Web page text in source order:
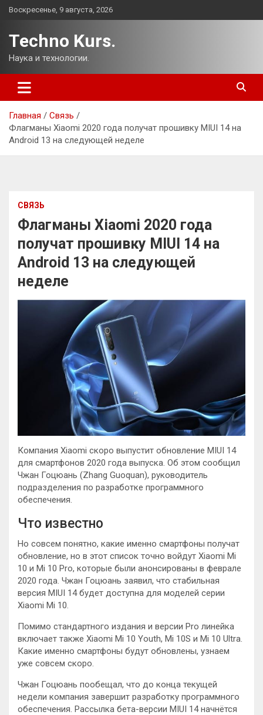
Перейти
Воскресенье, 9 августа, 2026
Techno Kurs.
Наука и технологии.
Главная
Связь
Флагманы Xiaomi 2020 года получат прошивку MIUI 14 на
Android 13 на следующей неделе
СВЯЗЬ
Флагманы Xiaomi 2020 года
получат прошивку MIUI 14 на
Android 13 на следующей
неделе
Компания Xiaomi скоро выпустит обновление MIUI 14
для смартфонов 2020 года выпуска. Об этом сообщил
Чжан Гоцюань (Zhang Guoquan), руководитель
подразделения по разработке программного
обеспечения.
Что известно
Но совсем понятно, какие именно смартфоны получат
обновление, но в этот список точно войдут Xiaomi Mi
10 и Mi 10 Pro, которые были анонсированы в феврале
2020 года. Чжан Гоцюань заявил, что стабильная
версия MIUI 14 будет доступна для моделей серии
Xiaomi Mi 10.
Помимо стандартного издания и версии Pro линейка
включает также Xiaomi Mi 10 Youth, Mi 10S и Mi 10 Ultra.
Какие именно смартфоны будут обновлены, узнаем
уже совсем скоро.
Чжан Гоцюань пообещал, что до конца текущей
недели компания завершит разработку программного
обеспечения. Рассылка бета-версии MIUI 14 начнётся